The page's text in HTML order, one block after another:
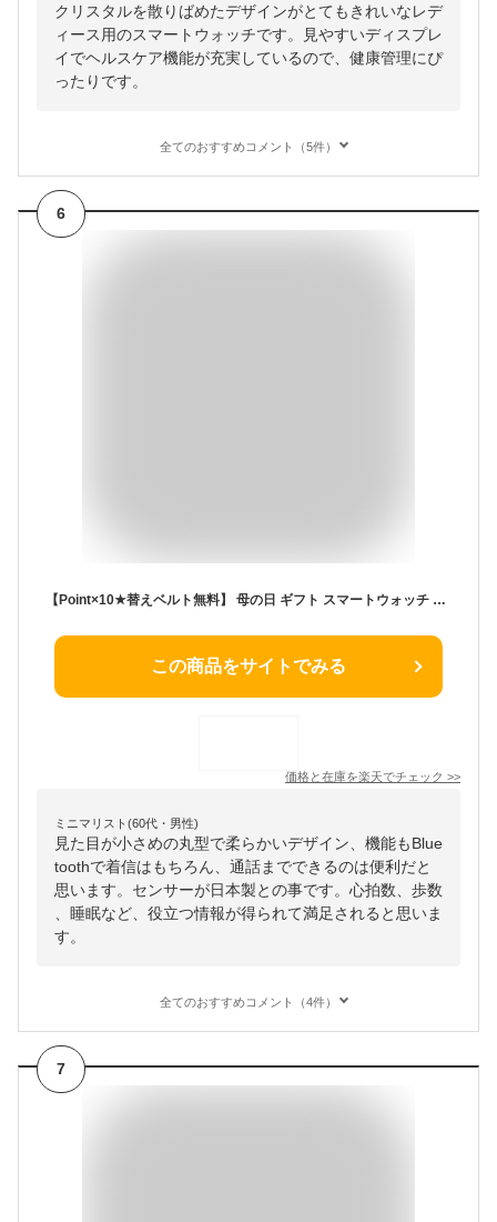
クリスタルを散りばめたデザインがとてもきれいなレデ
ィース用のスマートウォッチです。見やすいディスプレ
イでヘルスケア機能が充実しているので、健康管理にぴ
ったりです。
全てのおすすめコメント（5件）
6
【Point×10★替えベルト無料】 母の日 ギフト スマートウォッチ 丸型 日本製センサー 通話機能 音声アシスタント 小さめ android iphone対応 着信通知 24時間健康管理 歩数計 電卓 レディース メンズ腕時計 女性 バイブレーションアラーム 軽量 アンドロイド プレゼント
この商品をサイトでみる
価格と在庫を楽天でチェック >>
ミニマリスト(60代・男性)
見た目が小さめの丸型で柔らかいデザイン、機能もBlue
toothで着信はもちろん、通話までできるのは便利だと
思います。センサーが日本製との事です。心拍数、歩数
、睡眠など、役立つ情報が得られて満足されると思いま
す。
全てのおすすめコメント（4件）
7